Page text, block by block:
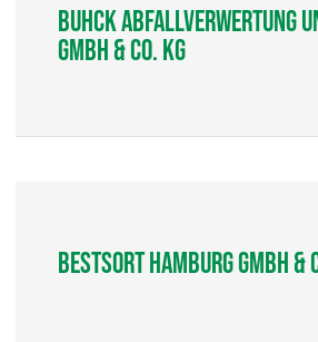
Buhck Abfallverwertung
GmbH & Co. KG
Bestsort Hamburg GmbH &